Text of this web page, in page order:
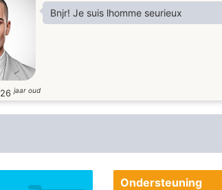
Bnjr! Je suis lhomme seurieux
26jaar oud
Ondersteuning